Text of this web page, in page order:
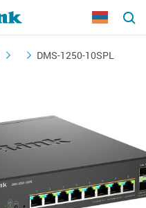
DMS-1250-10SPL